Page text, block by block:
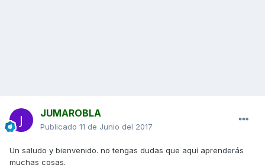
JUMAROBLA
Publicado 11 de Junio del 2017
Un saludo y bienvenido. no tengas dudas que aquí aprenderás
muchas cosas.